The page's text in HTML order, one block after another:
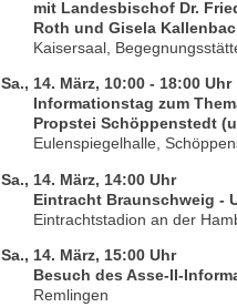
mit Landesbischof Dr.
Roth und Gisela
Kaisersaal,
Sa., 14. März, 10:00 - 18:00 Uhr
Informationstag zum
Propstei Schöppenstedt
Eulenspiegelhalle,
Sa., 14. März, 14:00 Uhr
Eintracht Braunschweig -
Eintrachtstadion an der
Sa., 14. März, 15:00 Uhr
Besuch des Asse-II-
Remlingen